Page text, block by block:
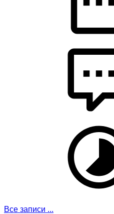
Все записи ...